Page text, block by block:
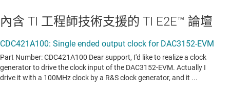
內含 TI 工程師技術支援的 TI E2E™ 論壇